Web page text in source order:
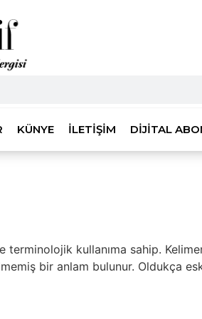
KÜNYE İLETIŞIM DIJITAL
kullanıma sahip.
bir anlam bulunur. Oldukça